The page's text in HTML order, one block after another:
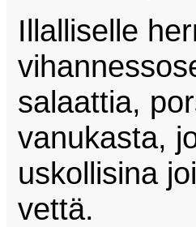
Illalliselle
salaattia,
vanukasta,
uskollisina
vettä.